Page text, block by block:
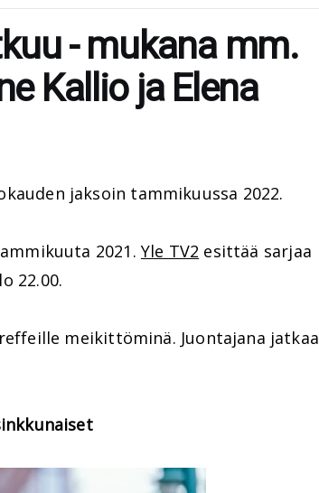
- mukana mm.
Kallio ja Elena
jaksoin tammikuussa 2022.
2021. Yle TV2 esittää sarjaa
22.00.
meikittöminä. Juontajana jatkaa